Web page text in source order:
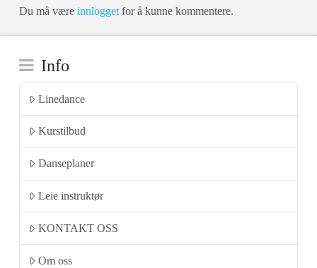
Du må være innloggetfor å kunne kommentere.
Info
Linedance
Kurstilbud
Danseplaner
Leie instruktør
KONTAKT OSS
Om oss